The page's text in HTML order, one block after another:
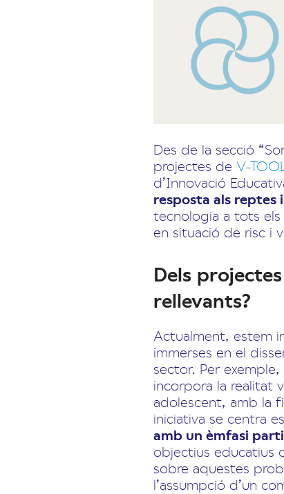
Des de la secció
projectes de V-
d’Innovació
resposta als reptes
tecnologia a tots els
en situació de risc i
Dels
rellevants?
Actualment, estem
immerses en el
sector. Per
incorpora la realitat
adolescent, amb la
iniciativa se centra
amb un èmfasi
objectius educatius
sobre aquestes
l’assumpció d’un